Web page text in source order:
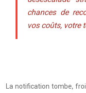
chances de
vos coûts, votre
La notification tombe,